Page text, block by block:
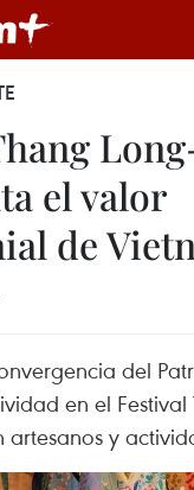
el valor
de
del
en el Festival
y